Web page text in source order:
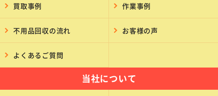
買取事例 作業事例
不用品回収の流れ お客様の声
よくあるご質問
当社について